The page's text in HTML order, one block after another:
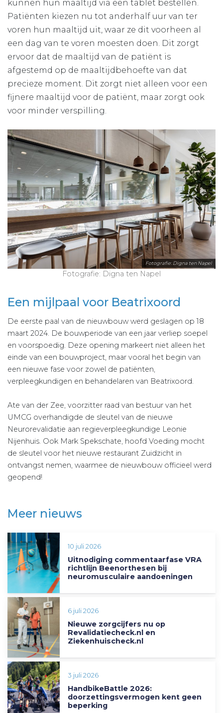
kunnen hun maaltijd via een tablet bestellen.
Patiënten kiezen nu tot anderhalf uur van ter
voren hun maaltijd uit, waar ze dit voorheen al
een dag van te voren moesten doen. Dit zorgt
ervoor dat de maaltijd van de patiënt is
afgestemd op de maaltijdbehoefte van dat
precieze moment. Dit zorgt niet alleen voor een
fijnere maaltijd voor de patiënt, maar zorgt ook
voor minder verspilling.
Fotografie: Digna ten Napel
Fotografie: Digna ten Napel
Een mijlpaal voor Beatrixoord
De eerste paal van de nieuwbouw werd geslagen op 18
maart 2024. De bouwperiode van een jaar verliep soepel
en voorspoedig. Deze opening markeert niet alleen het
einde van een bouwproject, maar vooral het begin van
een nieuwe fase voor zowel de patiënten,
verpleegkundigen en behandelaren van Beatrixoord.
Ate van der Zee, voorzitter raad van bestuur van het
UMCG overhandigde de sleutel van de nieuwe
Neurorevalidatie aan regieverpleegkundige Leonie
Nijenhuis. Ook Mark Spekschate, hoofd Voeding mocht
de sleutel voor het nieuwe restaurant Zuidzicht in
ontvangst nemen, waarmee de nieuwbouw officieel werd
geopend!
Meer nieuws
10 juli 2026
Uitnodiging commentaarfase VRA
richtlijn Beenorthesen bij
neuromusculaire aandoeningen
6 juli 2026
Nieuwe zorgcijfers nu op
Revalidatiecheck.nl en
Ziekenhuischeck.nl
3 juli 2026
HandbikeBattle 2026:
doorzettingsvermogen kent geen
beperking